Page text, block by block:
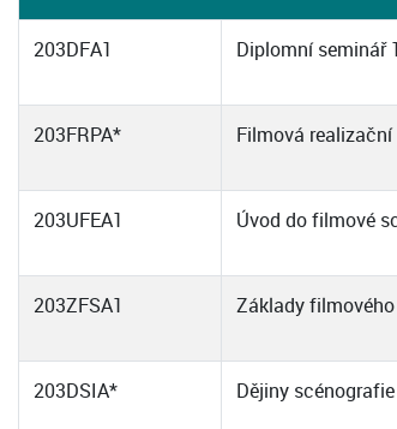
203DFA1 Diplomní seminář 1
203FRPA* Filmová realizační
203UFEA1 Úvod do filmové
203ZFSA1 Základy
203DSIA* Dějiny scénografie